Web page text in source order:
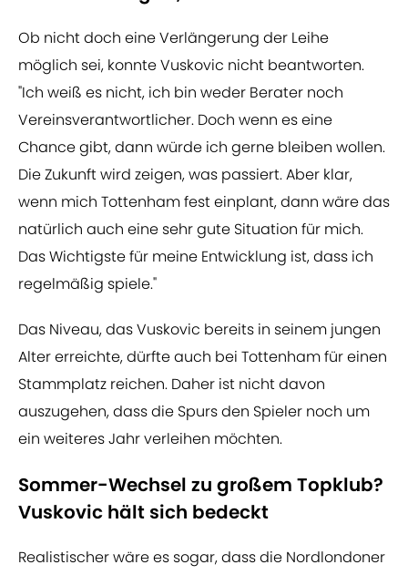
Ob nicht doch eine Verlängerung der Leihe
möglich sei, konnte Vuskovic nicht beantworten.
"Ich weiß es nicht, ich bin weder Berater noch
Vereinsverantwortlicher. Doch wenn es eine
Chance gibt, dann würde ich gerne bleiben wollen.
Die Zukunft wird zeigen, was passiert. Aber klar,
wenn mich Tottenham fest einplant, dann wäre das
natürlich auch eine sehr gute Situation für mich.
Das Wichtigste für meine Entwicklung ist, dass ich
regelmäßig spiele."
Das Niveau, das Vuskovic bereits in seinem jungen
Alter erreichte, dürfte auch bei Tottenham für einen
Stammplatz reichen. Daher ist nicht davon
auszugehen, dass die Spurs den Spieler noch um
ein weiteres Jahr verleihen möchten.
Sommer-Wechsel zu großem Topklub?
Vuskovic hält sich bedeckt
Realistischer wäre es sogar, dass die Nordlondoner